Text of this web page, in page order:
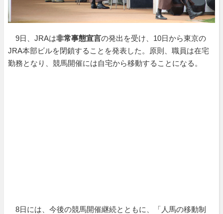
9日、JRAは非常事態宣言の発出を受け、10日から東京の
JRA本部ビルを閉鎖することを発表した。原則、職員は在宅
勤務となり、競馬開催には自宅から移動することになる。
8日には、今後の競馬開催継続とともに、「人馬の移動制